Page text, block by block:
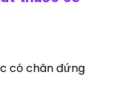
có chân đứng